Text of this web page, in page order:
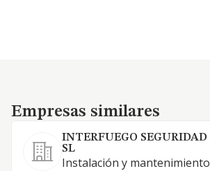
Empresas similares
Empresas similares
INTERFUEGO SEGURIDAD
SL
Instalación y mantenimiento